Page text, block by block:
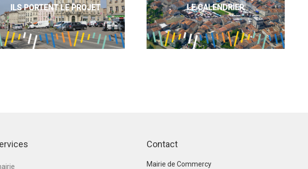
ILS PORTENT LE PROJET LE CALENDRIER
Contact
Mairie de Commercy